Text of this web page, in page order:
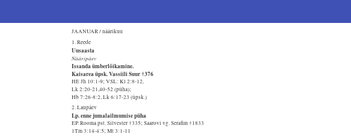
JAANUAR / näärikuu
1. Reede
Uusaasta
Nääripäev
Issanda ümberlõikamine.
Kaisarea üpsk. Vassiili Suur †376
HE Jh 10:1-9; VSL: Kl 2:8-12,
Lk 2:20-21,40-52 (püha);
Hb 7:26-8:2, Lk 6:17-23 (üpsk.)
2. Laupäev
Lp. enne jumalailmumise püha
EP. Rooma pst. Silvester †335; Saarovi vg. Serafim †1833
1Tm 3:14-4:5; Mt 3:1-11